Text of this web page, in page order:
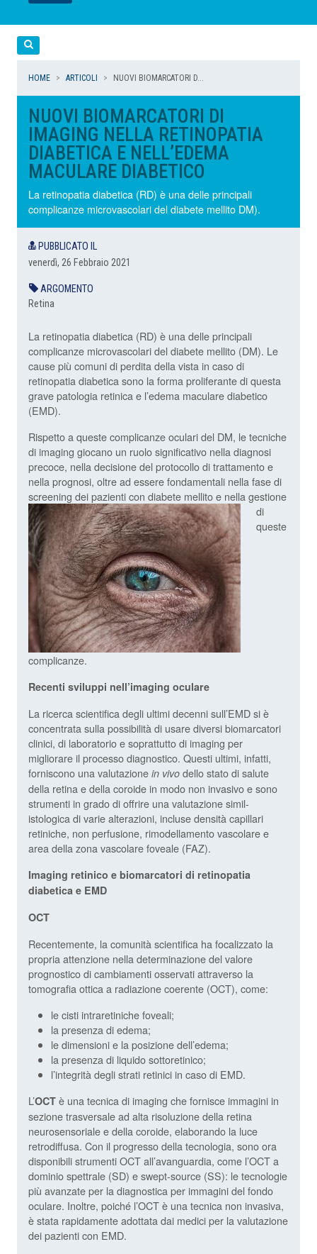
LEGGI
LEGGI
LEGGI
LEGGI
HOME ARTICOLI NUOVI BIOMARCATORI D...
NUOVI BIOMARCATORI DI
IMAGING NELLA RETINOPATIA
DIABETICA E NELL’EDEMA
MACULARE DIABETICO
La retinopatia diabetica (RD) è una delle principali
complicanze microvascolari del diabete mellito DM).
PUBBLICATO IL
venerdì, 26 Febbraio 2021
ARGOMENTO
Retina
La retinopatia diabetica (RD) è una delle principali
complicanze microvascolari del diabete mellito (DM). Le
cause più comuni di perdita della vista in caso di
retinopatia diabetica sono la forma proliferante di questa
grave patologia retinica e l’edema maculare diabetico
(EMD).
Rispetto a queste complicanze oculari del DM, le tecniche
di imaging giocano un ruolo significativo nella diagnosi
precoce, nella decisione del protocollo di trattamento e
nella prognosi, oltre ad essere fondamentali nella fase di
screening dei pazienti con diabete mellito e nella gestione
di
queste
complicanze.
Recenti sviluppi nell’imaging oculare
La ricerca scientifica degli ultimi decenni sull’EMD si è
concentrata sulla possibilità di usare diversi biomarcatori
clinici, di laboratorio e soprattutto di imaging per
migliorare il processo diagnostico. Questi ultimi, infatti,
forniscono una valutazione in vivo dello stato di salute
della retina e della coroide in modo non invasivo e sono
strumenti in grado di offrire una valutazione simil-
istologica di varie alterazioni, incluse densità capillari
retiniche, non perfusione, rimodellamento vascolare e
area della zona vascolare foveale (FAZ).
Imaging retinico e biomarcatori di retinopatia
diabetica e EMD
OCT
Recentemente, la comunità scientifica ha focalizzato la
propria attenzione nella determinazione del valore
prognostico di cambiamenti osservati attraverso la
tomografia ottica a radiazione coerente (OCT), come:
le cisti intraretiniche foveali;
la presenza di edema;
le dimensioni e la posizione dell’edema;
la presenza di liquido sottoretinico;
l’integrità degli strati retinici in caso di EMD.
L’OCT è una tecnica di imaging che fornisce immagini in
sezione trasversale ad alta risoluzione della retina
neurosensoriale e della coroide, elaborando la luce
retrodiffusa. Con il progresso della tecnologia, sono ora
disponibili strumenti OCT all’avanguardia, come l’OCT a
dominio spettrale (SD) e swept-source (SS): le tecnologie
più avanzate per la diagnostica per immagini del fondo
oculare. Inoltre, poiché l’OCT è una tecnica non invasiva,
è stata rapidamente adottata dai medici per la valutazione
dei pazienti con EMD.